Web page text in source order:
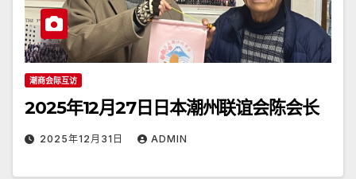
潮商会际互访
2025年12月27日日本潮州联谊会陈会长
2025年12月31日 ADMIN